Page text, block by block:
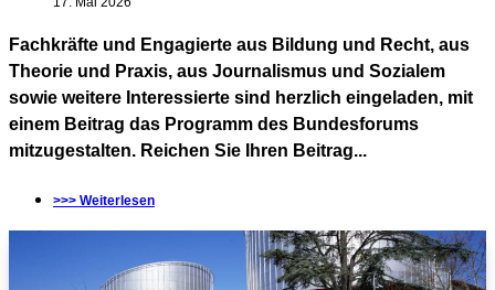
Fachkräfte und Engagierte aus Bildung und Recht, aus
Theorie und Praxis, aus Journalismus und Sozialem
sowie weitere Interessierte sind herzlich eingeladen, mit
einem Beitrag das Programm des Bundesforums
mitzugestalten. Reichen Sie Ihren Beitrag...
>>> Weiterlesen